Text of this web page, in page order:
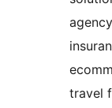
travel